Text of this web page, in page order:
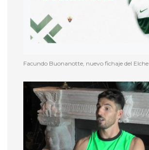
Facundo Buonanotte, nuevo fichaje del Elche